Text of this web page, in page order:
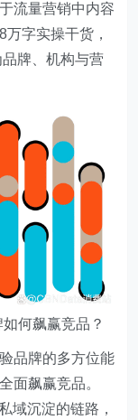
流量营销中内容
字实操干货，
牌、机构与营
何飙赢竞品？
品牌的多方位能
面飙赢竞品。
域沉淀的链路，